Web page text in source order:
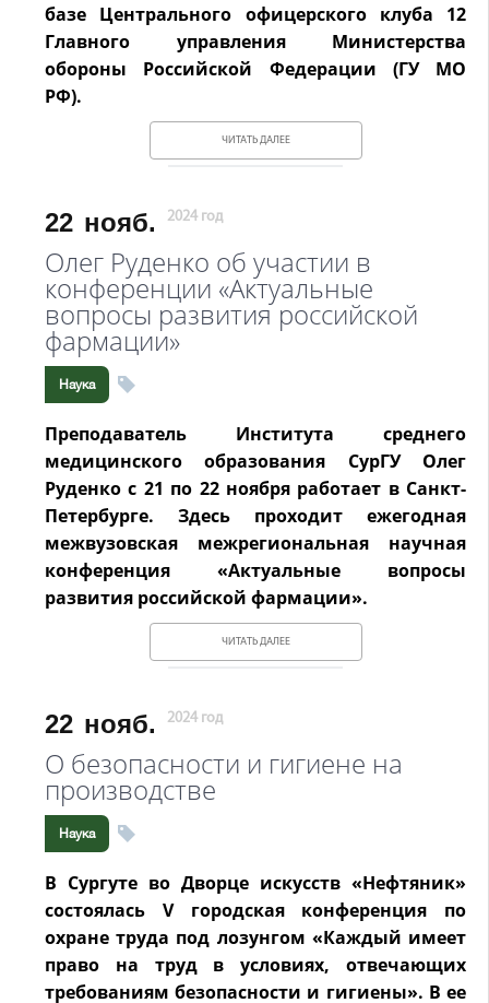
базе Центрального офицерского клуба 12
Главного управления Министерства
обороны Российской Федерации (ГУ МО
РФ).
ЧИТАТЬ ДАЛЕЕ
22 нояб. 2024 год
Олег Руденко об участии в
конференции «Актуальные
вопросы развития российской
фармации»
Наука
Преподаватель Института среднего
медицинского образования СурГУ Олег
Руденко с 21 по 22 ноября работает в Санкт-
Петербурге. Здесь проходит ежегодная
межвузовская межрегиональная научная
конференция «Актуальные вопросы
развития российской фармации».
ЧИТАТЬ ДАЛЕЕ
22 нояб. 2024 год
О безопасности и гигиене на
производстве
Наука
В Сургуте во Дворце искусств «Нефтяник»
состоялась V городская конференция по
охране труда под лозунгом «Каждый имеет
право на труд в условиях, отвечающих
требованиям безопасности и гигиены». В ее